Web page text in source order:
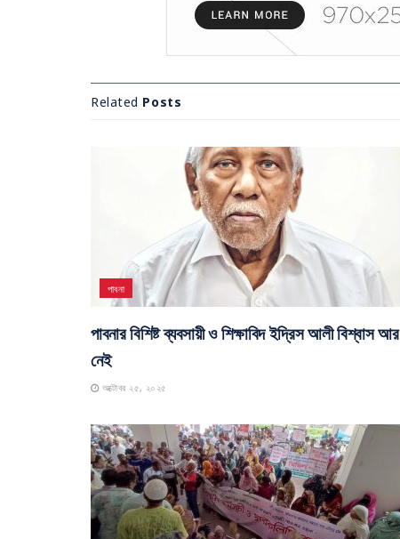
Related Posts
পাবনা
পাবনার বিশিষ্ট ব্যবসায়ী ও শিক্ষাবিদ ইদ্রিস আলী বিশ্বাস আর
নেই
অক্টোবর ২৫, ২০২৫